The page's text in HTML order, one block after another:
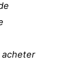
acheter